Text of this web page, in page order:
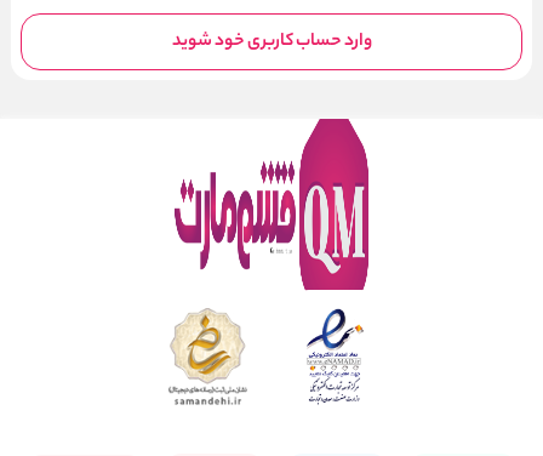
وارد حساب کاربری خود شوید